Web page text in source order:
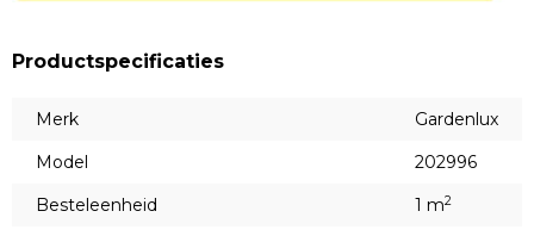
Productspecificaties
Merk
Gardenlux
Model
202996
Besteleenheid
1 m2